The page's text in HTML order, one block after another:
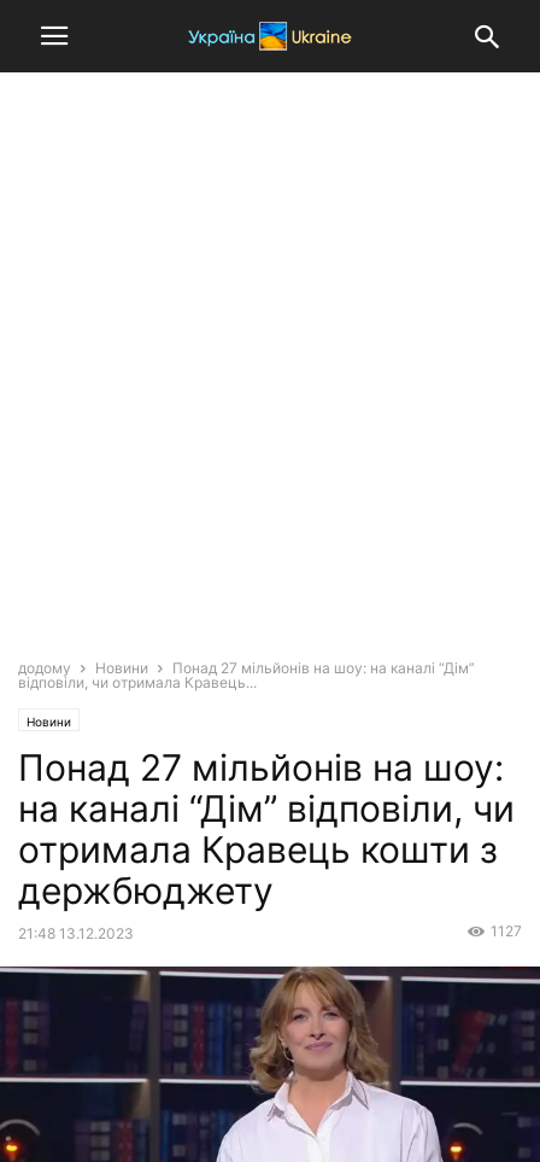
додому Новини
Понад 27 мільйонів на шоу: на каналі “Дім”
відповіли, чи отримала Кравець...
Новини
Понад 27 мільйонів на шоу:
на каналі “Дім” відповіли, чи
отримала Кравець кошти з
держбюджету
21:48 13.12.2023 1127